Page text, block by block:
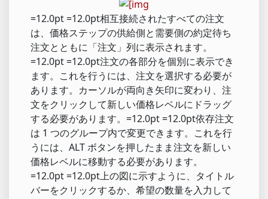
=12.0pt =12.0pt相互接続されたすべての注文
は、価格ステップの供給側と需要側の約定待ち
注文とともに「注文」列に表示されます。
=12.0pt =12.0pt注文の各部分を個別に表示でき
ます。これを行うには、注文を選択する必要が
あります。カーソルが両向き矢印に変わり、注
文をクリックして新しい価格レベルにドラッグ
する必要があります。=12.0pt =12.0pt依存注文
は 1 つのグループ内で変更できます。これを行
うには、ALT ボタンを押したまま注文を新しい
価格レベルに移動する必要があります。
=12.0pt =12.0pt上の図に示すように、タイトル
バーをクリックするか、希望の数量を入力して